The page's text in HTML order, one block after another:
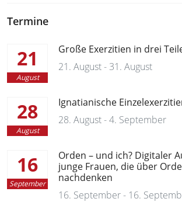
Termine
21
August
Große Exerzitien in drei
21. August - 31. August
28
August
Ignatianische
28. August - 4. September
16
September
Orden – und ich? Digitaler
junge Frauen, die über
nachdenken
16. September - 16.